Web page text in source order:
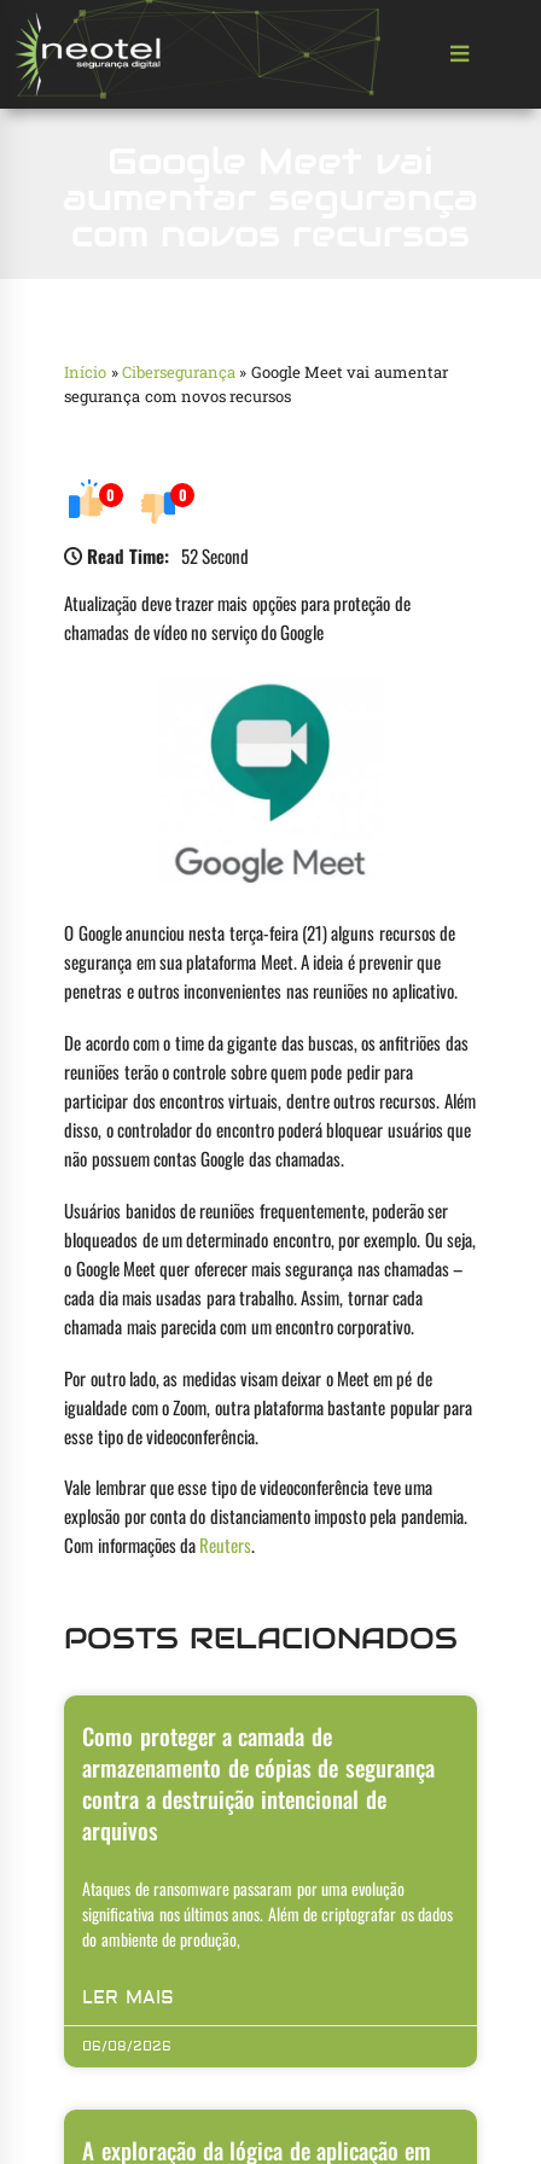
Início »Cibersegurança » Google Meet vai aumentar
segurança com novos recursos
0 0
Read Time: 52 Second
Atualização deve trazer mais opções para proteção de
chamadas de vídeo no serviço do Google
O Google anunciou nesta terça-feira (21) alguns recursos de
segurança em sua plataforma Meet. A ideia é prevenir que
penetras e outros inconvenientes nas reuniões no aplicativo.
De acordo com o time da gigante das buscas, os anfitriões das
reuniões terão o controle sobre quem pode pedir para
participar dos encontros virtuais, dentre outros recursos. Além
disso, o controlador do encontro poderá bloquear usuários que
não possuem contas Google das chamadas.
Usuários banidos de reuniões frequentemente, poderão ser
bloqueados de um determinado encontro, por exemplo. Ou seja,
o Google Meet quer oferecer mais segurança nas chamadas –
cada dia mais usadas para trabalho. Assim, tornar cada
chamada mais parecida com um encontro corporativo.
Por outro lado, as medidas visam deixar o Meet em pé de
igualdade com o Zoom, outra plataforma bastante popular para
esse tipo de videoconferência.
Vale lembrar que esse tipo de videoconferência teve uma
explosão por conta do distanciamento imposto pela pandemia.
Com informações daReuters.
POSTS RELACIONADOS
Como proteger a camada de
armazenamento de cópias de segurança
contra a destruição intencional de
arquivos
Ataques de ransomware passaram por uma evolução
significativa nos últimos anos. Além de criptografar os dados
do ambiente de produção,
LER MAIS
06/08/2026
A exploração da lógica de aplicação em